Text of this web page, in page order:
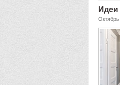
Идеи
Октябрь